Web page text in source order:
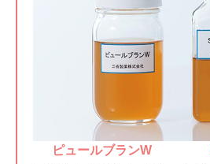
ピュールブランW